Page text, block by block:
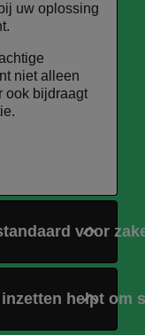
uw oplossing
niet alleen
ook bijdraagt
voor
helpt om